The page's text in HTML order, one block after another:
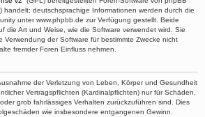
handelt; deutschsprachige Informationen werden durch die
unter www.phpbb.de zur Verfügung gestellt. Beide
die Art und Weise, wie die Software verwendet wird. Sie
Verwendung der Software für bestimmte Zwecke nicht
fremder Foren Einfluss nehmen.
der Verletzung von Leben, Körper und Gesundheit
Vertragspflichten (Kardinalpflichten) nur für Schäden,
grob fahrlässiges Verhalten zurückzuführen sind. Dies
wie insbesondere entgangenen Gewinn.